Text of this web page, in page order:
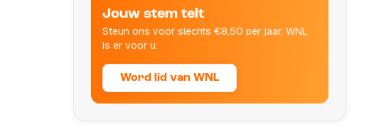
Jouw stem telt
Steun ons voor slechts €8,50 per jaar. WNL
is er voor u.
Word lid van WNL